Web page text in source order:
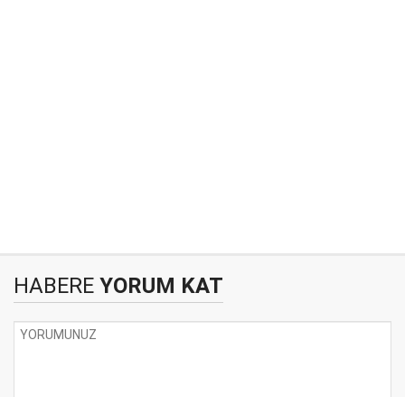
HABERE YORUM KAT